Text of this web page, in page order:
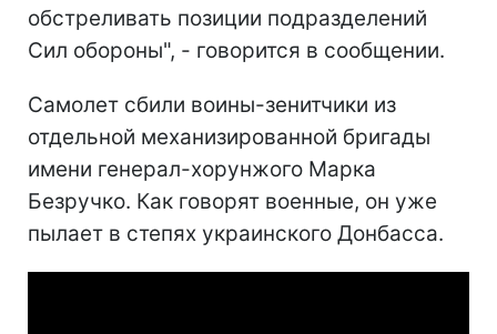
обстреливать позиции подразделений
Сил обороны", - говорится в сообщении.
Самолет сбили воины-зенитчики из
отдельной механизированной бригады
имени генерал-хорунжого Марка
Безручко. Как говорят военные, он уже
пылает в степях украинского Донбасса.